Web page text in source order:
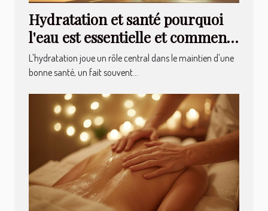
Hydratation et santé pourquoi
l'eau est essentielle et comment
améliorer votre consommation
quotidienne
L'hydratation joue un rôle central dans le maintien d'une
bonne santé, un fait souvent...